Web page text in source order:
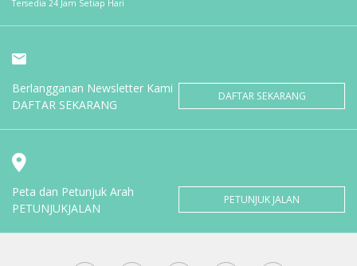
Tersedia 24 Jam Setiap Hari
Berlangganan Newsletter Kami
DAFTAR SEKARANG
DAFTAR SEKARANG
Peta dan Petunjuk Arah
PETUNJUKJALAN
PETUNJUK JALAN